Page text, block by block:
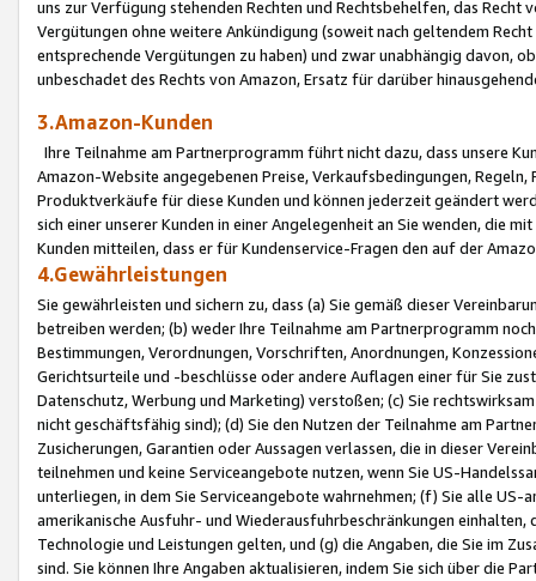
uns zur Verfügung stehenden Rechten und Rechtsbehelfen, das
Vergütungen ohne weitere Ankündigung (soweit nach geltendem
entsprechende Vergütungen zu haben) und zwar unabhängig davon,
unbeschadet des Rechts von Amazon, Ersatz für darüber
3.Amazon-Kunden
Ihre Teilnahme am Partnerprogramm führt nicht dazu, dass unsere
Amazon-Website angegebenen Preise, Verkaufsbedingungen,
Produktverkäufe für diese Kunden und können jederzeit geändert
sich einer unserer Kunden in einer Angelegenheit an Sie wenden, die
Kunden mitteilen, dass er für Kundenservice-Fragen den auf der
4.Gewährleistungen
Sie gewährleisten und sichern zu, dass (a) Sie gemäß dieser
betreiben werden; (b) weder Ihre Teilnahme am Partnerprogramm
Bestimmungen, Verordnungen, Vorschriften, Anordnungen,
Gerichtsurteile und -beschlüsse oder andere Auflagen einer für Sie
Datenschutz, Werbung und Marketing) verstoßen; (c) Sie
nicht geschäftsfähig sind); (d) Sie den Nutzen der Teilnahme am
Zusicherungen, Garantien oder Aussagen verlassen, die in dieser
teilnehmen und keine Serviceangebote nutzen, wenn Sie US-
unterliegen, in dem Sie Serviceangebote wahrnehmen; (f) Sie alle
amerikanische Ausfuhr- und Wiederausfuhrbeschränkungen
Technologie und Leistungen gelten, und (g) die Angaben, die Sie im
sind. Sie können Ihre Angaben aktualisieren, indem Sie sich über die